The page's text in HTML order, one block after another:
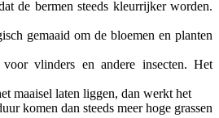
de bermen steeds kleurrijker worden.
gemaaid om de bloemen en planten
vlinders en andere insecten. Het
maaisel laten liggen, dan werkt het
komen dan steeds meer hoge grassen